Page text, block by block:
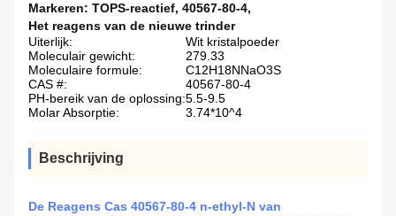
Markeren: TOPS-reactief, 40567-80-4,
Het reagens van de nieuwe trinder
Uiterlijk:
Wit kristalpoeder
Moleculair gewicht:
279.33
Moleculaire formule:
C12H18NNaO3S
CAS #:
40567-80-4
PH-bereik van de oplossing:5.5-9.5
Molar Absorptie:
3.74*10^4
Beschrijving
De Reagens Cas 40567-80-4 n-ethyl-N van